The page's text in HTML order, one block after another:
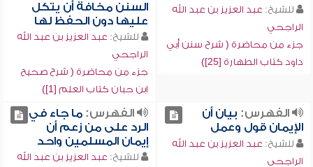
للشيخ: عبد العزيز بن عبد الله
الراجحي
جزء من محاضرة ( شرح سنن أبي
داود كتاب الطهارة [25])
السنن مخافة أن يتكل
عليها دون الحفظ لها
للشيخ: عبد العزيز بن عبد الله
الراجحي
جزء من محاضرة ( شرح صحيح
ابن حبان كتاب العلم [1])
الفهرس: بيان أن
الإيمان قول وعمل
للشيخ: عبد العزيز بن عبد الله
الراجحي
الفهرس:ما جاء في
الرد على من زعم أن
إيمان المسلمين واحد
للشيخ: عبد العزيز بن عبد الله